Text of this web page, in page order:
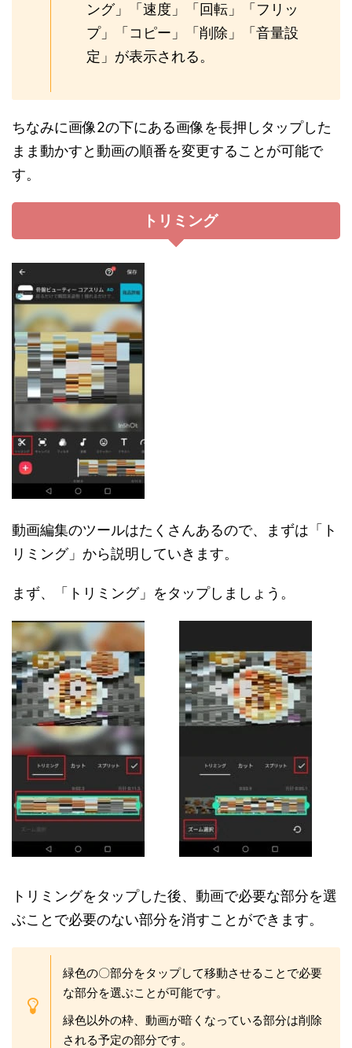
ング」「速度」「回転」「フリッ
プ」「コピー」「削除」「音量設
定」が表示される。
ちなみに画像2の下にある画像を長押しタップした
まま動かすと動画の順番を変更することが可能で
す。
トリミング
動画編集のツールはたくさんあるので、まずは「ト
リミング」から説明していきます。
まず、「トリミング」をタップしましょう。
トリミングをタップした後、動画で必要な部分を選
ぶことで必要のない部分を消すことができます。
緑色の〇部分をタップして移動させることで必要
な部分を選ぶことが可能です。
緑色以外の枠、動画が暗くなっている部分は削除
される予定の部分です。